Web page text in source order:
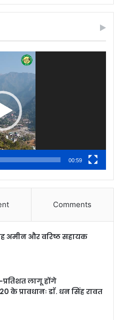
00:59
Comments
अमीन और वरिष्ठ सहायक
लागू होंगे
के प्रावधानः डाॅ. धन सिंह रावत